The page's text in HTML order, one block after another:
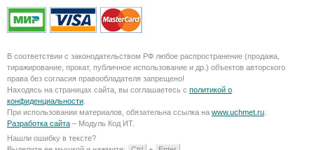
В соответствии с законодательством РФ любое распространение (продажа,
тиражирование, прокат, публичное использование и др.) объектов авторского
права без согласия правообладателя запрещено!
Находясь на страницах сайта, вы соглашаетесь с политикой о
конфиденциальности
При использовании материалов, обязательна ссылка на www.uchmet.ru
Разработка сайта – Модуль Код ИТ.
Нашли ошибку в тексте?